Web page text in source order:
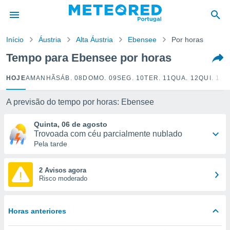
da
foi
as
fornecidas
forma
digital
recolhidas
Início Áustria Alta Áustria Ebensee Por horas
Tempo para Ebensee por horas
HOJEAMANHÃSÁB. 08 DOMO. 09SEG. 10TER. 11QUA. 12QUI. 13
A previsão do tempo por horas: Ebensee
Quinta, 06 de agosto
Trovoada com céu parcialmente nublado
Pela tarde
2 Avisos agora
Risco moderado
Horas anteriores